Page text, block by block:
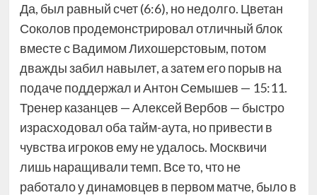
Да, был равный счет (6:6), но недолго. Цветан
Соколов продемонстрировал отличный блок
вместе с Вадимом Лихошерстовым, потом
дважды забил навылет, а затем его порыв на
подаче поддержал и Антон Семышев — 15:11.
Тренер казанцев — Алексей Вербов — быстро
израсходовал оба тайм-аута, но привести в
чувства игроков ему не удалось. Москвичи
лишь наращивали темп. Все то, что не
работало у динамовцев в первом матче, было в